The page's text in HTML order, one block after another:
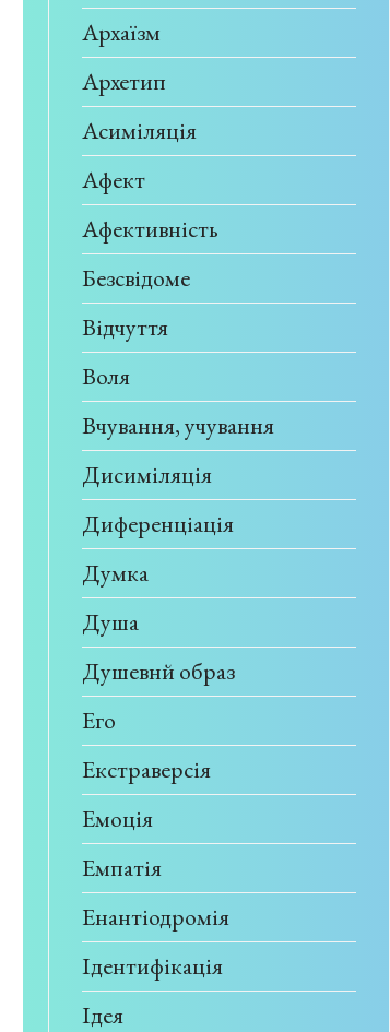
Архаїзм
Архетип
Асиміляція
Афект
Афективність
Безсвідоме
Відчуття
Воля
Вчування, учування
Дисиміляція
Диференціація
Думка
Душа
Душевнй образ
Его
Екстраверсія
Емоція
Емпатія
Енантіодромія
Ідентифікація
Ідея